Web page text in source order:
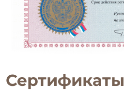
Сертификаты